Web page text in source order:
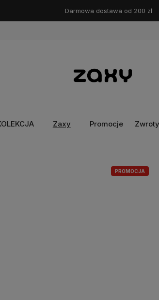
Darmowa dostawa od 200 zł
Zaxy Promocje
PROMOCJA